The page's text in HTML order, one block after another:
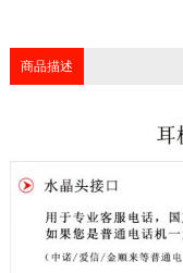
商品描述